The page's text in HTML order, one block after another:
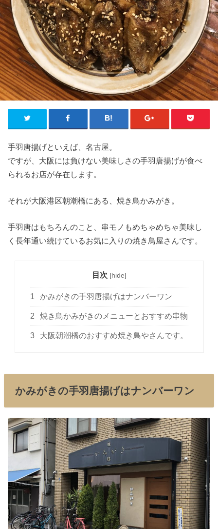
手羽唐揚げといえば、名古屋。
ですが、大阪には負けない美味しさの手羽唐揚げが食べ
られるお店が存在します。
それが大阪港区朝潮橋にある、焼き鳥かみがき。
手羽唐はもちろんのこと、串モノもめちゃめちゃ美味し
く長年通い続けているお気に入りの焼き鳥屋さんです。
目次 [hide]
1 かみがきの手羽唐揚げはナンバーワン
2 焼き鳥かみがきのメニューとおすすめ串物
3 大阪朝潮橋のおすすめ焼き鳥やさんです。
かみがきの手羽唐揚げはナンバーワン